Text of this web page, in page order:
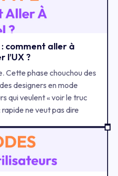
Une chose est sûre : son
un projet
comment aller à
l’UX ?
Cette phase chouchou des
designers en mode
qui veulent « voir le truc
ne veut pas dire
vite… sans sacrifier
vous explique tout.